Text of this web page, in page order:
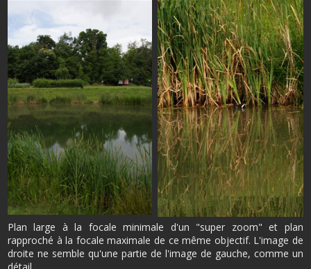
Plan large à la focale minimale d'un "super zoom" et plan
rapproché à la focale maximale de ce même objectif. L'image de
droite ne semble qu'une partie de l'image de gauche, comme un